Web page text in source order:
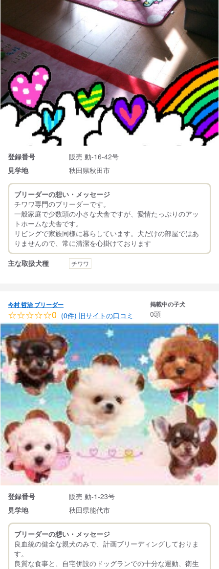
登録番号
販売 動-16-42号
見学地
秋田県秋田市
ブリーダーの想い・メッセージ
チワワ専門のブリーダーです。
一般家庭で少数頭の小さな犬舎ですが、愛情たっぷりのアッ
トホームな犬舎です。
リビングで家族同様に暮らしています。犬だけの部屋ではあ
主な取扱犬種 チワワ
今村 哲治 ブリーダー
☆☆☆☆☆0 (0件) 旧サイトの口コミ
掲載中の子犬
0頭
登録番号
販売 動-1-23号
見学地
秋田県能代市
ブリーダーの想い・メッセージ
良血統の健全な親犬のみで、計画ブリーディングしておりま
す。
良質な食事と、自宅併設のドッグランでの十分な運動、衛生